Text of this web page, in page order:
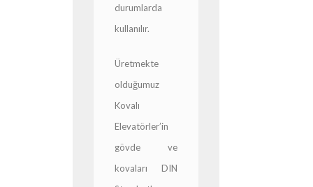
durumlarda
kullanılır.
Üretmekte
olduğumuz
Kovalı
Elevatörler’in
gövde ve
kovaları DIN